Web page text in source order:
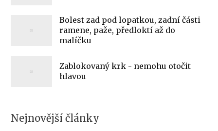
Bolest zad pod lopatkou, zadní části
ramene, paže, předloktí až do
malíčku
Zablokovaný krk - nemohu otočit
hlavou
Nejnovější články